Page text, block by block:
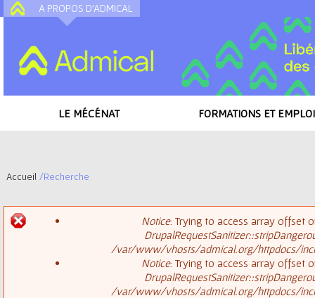
A PROPOS D'ADMICAL
LE MÉCÉNAT FORMATIONS ET
Accueil /Recherche
Notice: Trying to access array offset
/var/www/vhosts/admical.org/httpdocs/
Notice: Trying to access array offset
/var/www/vhosts/admical.org/httpdocs/